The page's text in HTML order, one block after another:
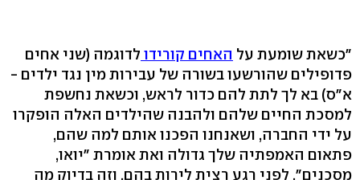
"כשאת שומעת על האחים קורידו לדוגמה (שני אחים
פדופילים שהורשעו בשורה של עבירות מין נגד ילדים -
א"ס) בא לך לתת להם כדור לראש, וכשאת נחשפת
למסכת החיים שלהם ולהבנה שהילדים האלה הופקרו
על ידי החברה, ושאנחנו הפכנו אותם למה שהם,
פתאום האמפתיה שלך גדולה ואת אומרת "יואו,
מסכנים". לפני רגע רצית לירות בהם. וזה בדיוק מה